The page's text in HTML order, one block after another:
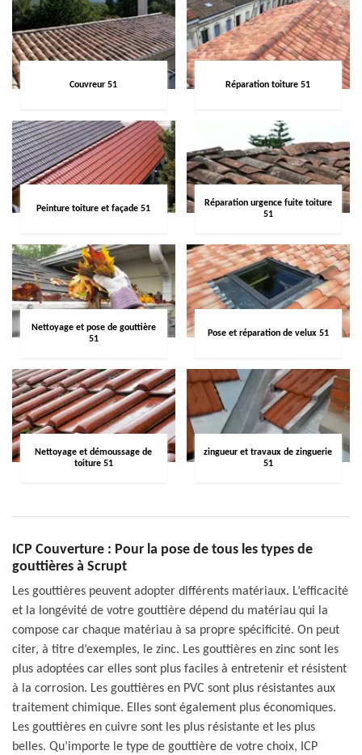
Couvreur 51 Réparation toiture 51
Peinture toiture et façade 51
Réparation urgence fuite toiture
51
Nettoyage et pose de gouttière
51
Pose et réparation de velux 51
Nettoyage et démoussage de
toiture 51
zingueur et travaux de zinguerie
51
ICP Couverture : Pour la pose de tous les types de
gouttières à Scrupt
Les gouttières peuvent adopter différents matériaux. L’efficacité
et la longévité de votre gouttière dépend du matériau qui la
compose car chaque matériau à sa propre spécificité. On peut
citer, à titre d’exemples, le zinc. Les gouttières en zinc sont les
plus adoptées car elles sont plus faciles à entretenir et résistent
à la corrosion. Les gouttières en PVC sont plus résistantes aux
traitement chimique. Elles sont également plus économiques.
Les gouttières en cuivre sont les plus résistante et les plus
belles. Qu’importe le type de gouttière de votre choix, ICP